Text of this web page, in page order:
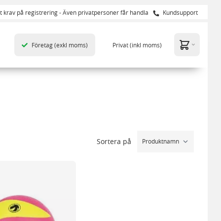
krav på registrering - Även privatpersoner får handla Kundsupport
Företag(exkl moms) Privat(inkl moms)
Sortera på